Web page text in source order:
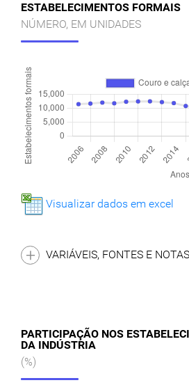
ESTABELECIMENTOS FORMAIS
NÚMERO, EM UNIDADES
Visualizar dados em excel
VARIÁVEIS, FONTES E NOTAS
PARTICIPAÇÃO NOS
DA INDÚSTRIA
(%)